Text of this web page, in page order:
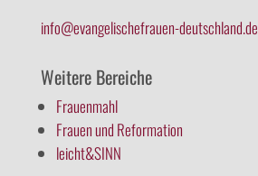
info@evangelischefrauen-deutschland.de
Weitere Bereiche
Frauenmahl
Frauen und Reformation
leicht&SINN